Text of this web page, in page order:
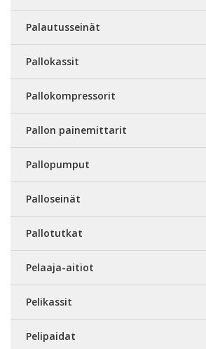
Palautusseinät
Pallokassit
Pallokompressorit
Pallon painemittarit
Pallopumput
Palloseinät
Pallotutkat
Pelaaja-aitiot
Pelikassit
Pelipaidat